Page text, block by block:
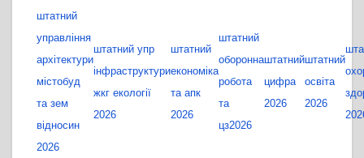
штатний
управління
архітектури
містобуд
та зем
відносин
2026
штатний упр
інфраструктури
жкг екології
2026
штатний
економіка
та апк
2026
штатний
оборонна
робота
та
цз2026
штатний
цифра
2026
штатний
освіта
2026